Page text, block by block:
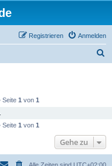
Anmelden
Registrieren
Seite 1 von 1
Seite 1 von 1
Gehe zu
Alle Zeiten sind UTC+02:00